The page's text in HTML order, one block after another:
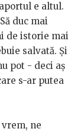
e altul.
duc mai
de istorie mai
salvată. Și
pot - deci aș
s-ar putea
ne